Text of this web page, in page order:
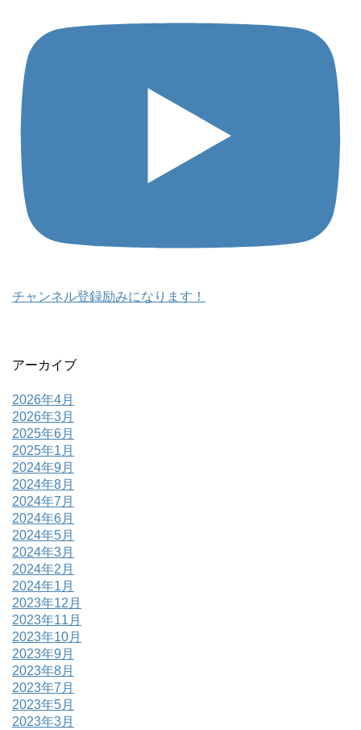
チャンネル登録励みになります！
アーカイブ
2026年4月
2026年3月
2025年6月
2025年1月
2024年9月
2024年8月
2024年7月
2024年6月
2024年5月
2024年3月
2024年2月
2024年1月
2023年12月
2023年11月
2023年10月
2023年9月
2023年8月
2023年7月
2023年5月
2023年3月